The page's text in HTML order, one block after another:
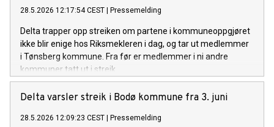
28.5.2026 12:17:54 CEST Pressemelding
Delta trapper opp streiken om partene i kommuneoppgjøret
ikke blir enige hos Riksmekleren i dag, og tar ut medlemmer
i Tønsberg kommune. Fra før er medlemmer i ni andre
kommuner tatt ut i streik.
Delta varsler streik i Bodø kommune fra 3. juni
28.5.2026 12:09:23 CEST Pressemelding